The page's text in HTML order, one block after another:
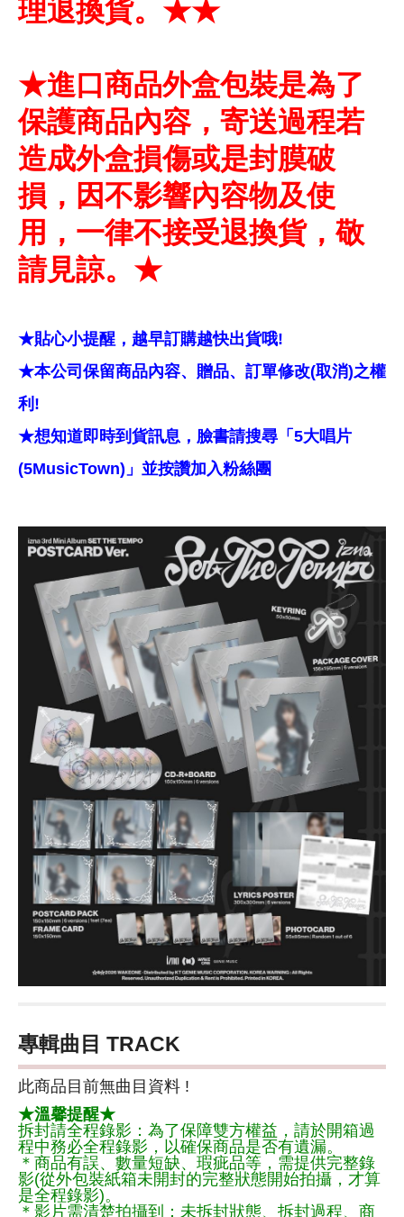
理退換貨。★★
★進口商品外盒包裝是為了
保護商品內容，寄送過程若
造成外盒損傷或是封膜破
損，因不影響內容物及使
用，一律不接受退換貨，敬
請見諒。★
★貼心小提醒，越早訂購越快出貨哦!
★本公司保留商品內容、贈品、訂單修改(取消)之權
利!
★想知道即時到貨訊息，臉書請搜尋「5大唱片
(5MusicTown)」並按讚加入粉絲團
專輯曲目 TRACK
此商品目前無曲目資料 !
★溫馨提醒★
拆封請全程錄影：為了保障雙方權益，請於開箱過
程中務必全程錄影，以確保商品是否有遺漏。
＊商品有誤、數量短缺、瑕疵品等，需提供完整錄
影(從外包裝紙箱未開封的完整狀態開始拍攝，才算
是全程錄影)。
＊影片需清楚拍攝到：未拆封狀態、拆封過程、商